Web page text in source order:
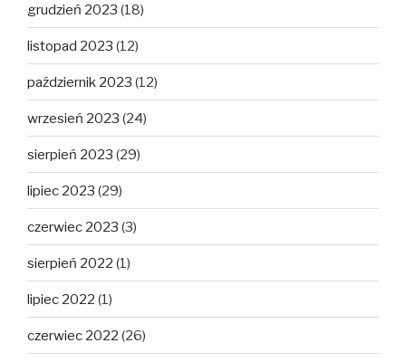
grudzień 2023 (18)
listopad 2023 (12)
październik 2023 (12)
wrzesień 2023 (24)
sierpień 2023 (29)
lipiec 2023 (29)
czerwiec 2023 (3)
sierpień 2022 (1)
lipiec 2022 (1)
czerwiec 2022 (26)